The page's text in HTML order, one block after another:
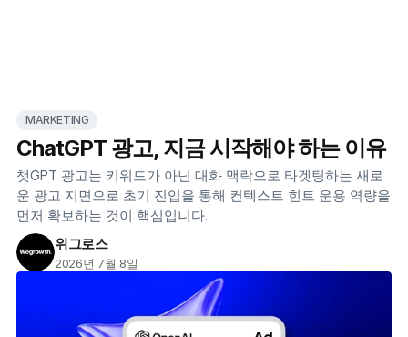
MARKETING
ChatGPT 광고, 지금 시작해야 하는 이유
챗GPT 광고는 키워드가 아닌 대화 맥락으로 타겟팅하는 새로
운 광고 지면으로 초기 진입을 통해 컨텍스트 힌트 운용 역량을
먼저 확보하는 것이 핵심입니다.
위그로스
2026년 7월 8일